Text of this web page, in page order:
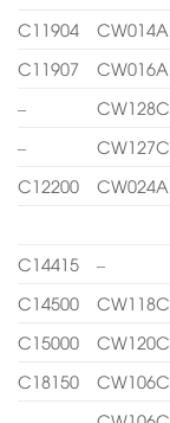
C11904
CW014A
C11907
CW016A
–
CW128C
–
CW127C
C12200
CW024A
C14415 –
C14500
CW118C
C15000
CW120C
C18150
CW106C